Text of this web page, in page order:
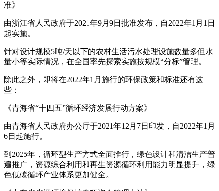
准》
由浙江省人民政府于2021年9月9日批准发布，自2022年1月1日
起实施。
针对设计规模5吨/天以下的农村生活污水处理设施数量多但水
量小等实际情况，在全国率先探索实施按规模“分标”管理。
除此之外，即将在2022年1月施行的环保政策和标准还有这
些：
《青海省“十四五”循环经济发展行动方案》
由青海省人民政府办公厅于2021年12月7日印发，自2022年1月
6日起施行。
到2025年，循环型生产方式全面推行，绿色设计和清洁生产普
遍推广，资源综合利用和再生资源循环利用能力明显提升，绿
色低碳循环产业体系更加健全。